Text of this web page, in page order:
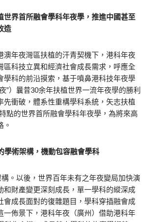
世界首所融會學科年夜學，推進中國甚至
造
澳年夜灣區扶植的汗青契機下，港科年夜
區科技立異和經濟社會成長需求，呼應全
學科的前沿摸索，基于噴鼻港科技年夜學
”）曩昔30余年扶植世界一流年夜學的勝利
先衝破，體系性重構學科系統，矢志扶植
特點的世界首所融會學科年夜學，為將來高
。
術架構，機動包容融會學科
。以後，世界百年未有之年夜變局加快演
和財產變更深刻成長，單一學科的縱深成
會成長面對的復雜題目，學科穿插融會成
一佈景下，港科年夜（廣州）借助港科年